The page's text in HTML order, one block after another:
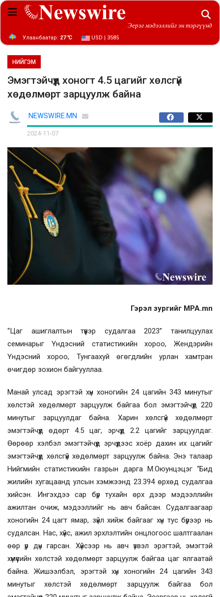
Эерэг мэдээллийг эн тэргүүнд
Улаанбаатар: 27 ℃ USD | 3585
НИЙГЭМ
Эмэгтэйчүүд хоногт 4.5 цагийг хөлсгүй
хөдөлмөрт зарцуулж байна
NEWSWIRE.MN
2024-11-07
Гэрэл зургийг MPA.mn
“Цаг ашиглалтын түүвэр судалгаа 2023” танилцуулах
семинарыг Үндэсний статистикийн хороо, Жендэрийн
Үндэсний хороо, Тунгаахуй өгөгдлийн урлан хамтран
өчигдөр зохион байгууллаа.
Манай улсад эрэгтэй хүн хоногийн 24 цагийн 343 минутыг
хөлстэй хөдөлмөрт зарцуулж байгаа бол эмэгтэйчүүд 220
минутыг зарцуулдаг байна. Харин хөлсгүй хөдөлмөрт
эмэгтэйчүүд өдөрт 4.5 цаг, эрчүүд 2.2 цагийг зарцуулдаг.
Өөрөөр хэлбэл эмэгтэйчүүд эрчүүдээс хоёр дахин их цагийг
эмэгтэйчүүд хөлсгүй хөдөлмөрт зарцуулж байна. Энэ талаар
Нийгмийн статистикийн газрын дарга М.Оюунцэцэг “Бид
жилийн хугацаанд улсын хэмжээнд 23.394 өрхөд судалгаа
хийсэн. Ингэхдээ сар бүр тухайн өрх дээр мэдээллийн
ажилтан очиж, мэдээллийг нь авч байсан. Судалгаагаар
хоногийн 24 цагт ямар, зүйл хийж байгааг хүн тус бүрээр нь
судалсан. Нас, хүйс, ажил эрхлэлтийн онцлогоос шалтгаалан
өөр үр дүн гарсан. Хүйсээр нь авч үзвэл эрэгтэй, эмэгтэй
хүмүүсийн хөлстэй хөдөлмөрт зарцуулж байгаа цаг ялгаатай
байна. Жишээлбэл, эрэгтэй хүн хоногийн 24 цагийн 343
минутыг хөлстэй хөдөлмөрт зарцуулж байгаа бол